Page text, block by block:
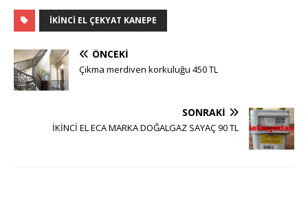
IKINCI EL ÇEKYAT KANEPE
ÖNCEKI
Çıkma merdiven korkuluğu 450 TL
SONRAKI
İKİNCİ EL ECA MARKA DOĞALGAZ SAYAÇ 90 TL